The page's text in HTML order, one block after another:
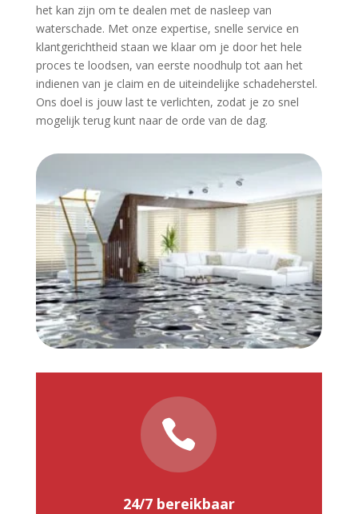
het kan zijn om te dealen met de nasleep van
waterschade.​ Met onze expertise, snelle service en
klantgerichtheid staan we klaar om je door het hele
proces te loodsen, van eerste noodhulp tot aan het
indienen van je claim en de uiteindelijke schadeherstel.​
Ons doel is jouw last te verlichten, zodat je zo snel
mogelijk terug kunt naar de orde van de dag.​

24/7 bereikbaar